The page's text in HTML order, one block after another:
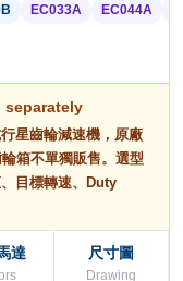
EC033A EC044A
separately
星齒輪減速機，原廠
箱不單獨販售。選型
目標轉速、Duty
達 尺寸圖
Drawing